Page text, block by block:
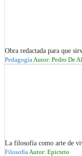
Obra redactada para que
Pedagogía Autor: Pedro De
La filosofía como arte de
Filosofía Autor: Epicteto